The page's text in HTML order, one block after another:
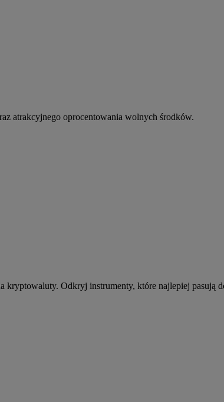
atrakcyjnego oprocentowania wolnych środków.
Odkryj instrumenty, które najlepiej pasują